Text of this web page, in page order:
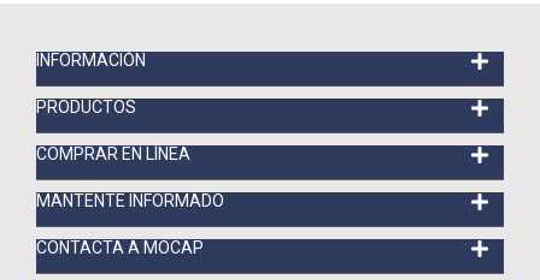
INFORMACIÓN
PRODUCTOS
COMPRAR EN LÍNEA
MANTENTE INFORMADO
CONTACTA A MOCAP